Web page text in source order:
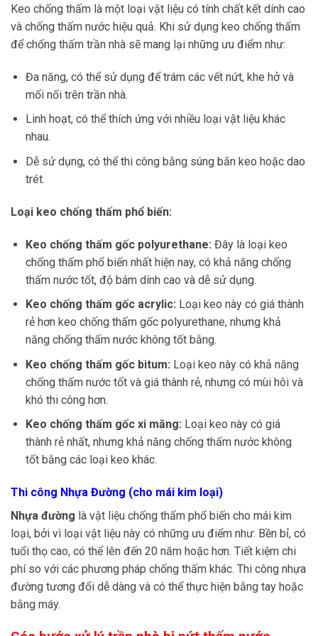
Keo chống thấm là một loại vật liệu có tính chất kết dính cao
và chống thấm nước hiệu quả. Khi sử dụng keo chống thấm
để chống thấm trần nhà sẽ mang lại những ưu điểm như:
Đa năng, có thể sử dụng để trám các vết nứt, khe hở và
mối nối trên trần nhà.
Linh hoạt, có thể thích ứng với nhiều loại vật liệu khác
nhau.
Dễ sử dụng, có thể thi công bằng súng bắn keo hoặc dao
trét.
Loại keo chống thấm phổ biến:
Keo chống thấm gốc polyurethane: Đây là loại keo
chống thấm phổ biến nhất hiện nay, có khả năng chống
thấm nước tốt, độ bám dính cao và dễ sử dụng.
Keo chống thấm gốc acrylic: Loại keo này có giá thành
rẻ hơn keo chống thấm gốc polyurethane, nhưng khả
năng chống thấm nước không tốt bằng.
Keo chống thấm gốc bitum: Loại keo này có khả năng
chống thấm nước tốt và giá thành rẻ, nhưng có mùi hôi và
khó thi công hơn.
Keo chống thấm gốc xi măng: Loại keo này có giá
thành rẻ nhất, nhưng khả năng chống thấm nước không
tốt bằng các loại keo khác.
Thi công Nhựa Đường (cho mái kim loại)
Nhựa đường là vật liệu chống thấm phổ biến cho mái kim
loại, bởi vì loại vật liệu này có những ưu điểm như: Bền bỉ, có
tuổi thọ cao, có thể lên đến 20 năm hoặc hơn. Tiết kiệm chi
phí so với các phương pháp chống thấm khác. Thi công nhựa
đường tương đối dễ dàng và có thể thực hiện bằng tay hoặc
bằng máy.